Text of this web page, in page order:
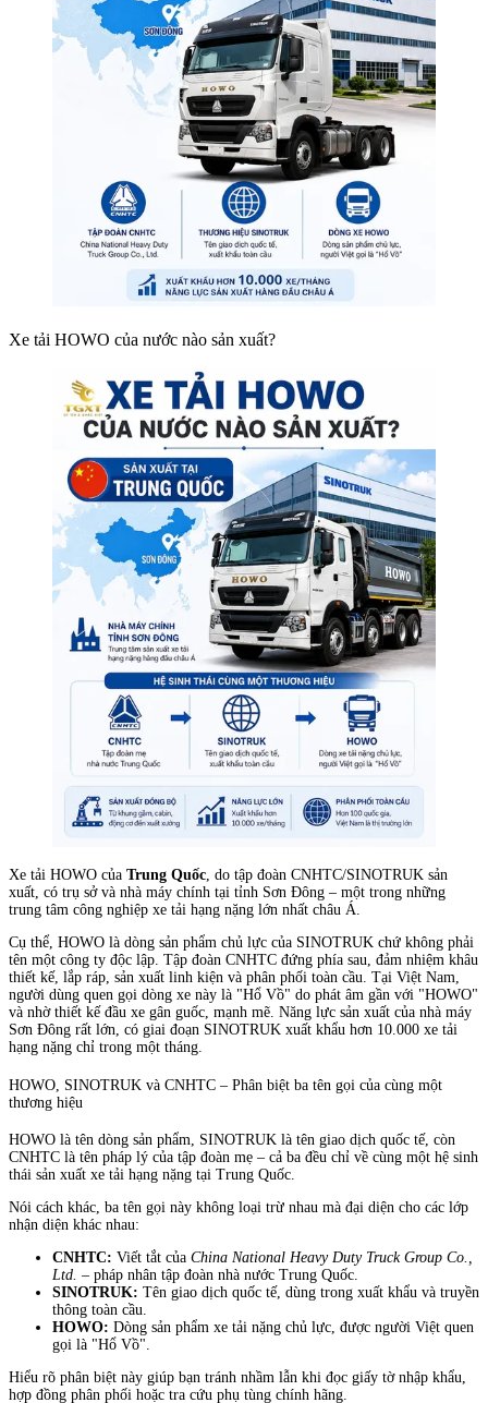
Xe tải HOWO của nước nào sản xuất?
Xe tải HOWO của Trung Quốc, do tập đoàn CNHTC/SINOTRUK sản
xuất, có trụ sở và nhà máy chính tại tỉnh Sơn Đông – một trong những
trung tâm công nghiệp xe tải hạng nặng lớn nhất châu Á.
Cụ thể, HOWO là dòng sản phẩm chủ lực của SINOTRUK chứ không phải
tên một công ty độc lập. Tập đoàn CNHTC đứng phía sau, đảm nhiệm khâu
thiết kế, lắp ráp, sản xuất linh kiện và phân phối toàn cầu. Tại Việt Nam,
người dùng quen gọi dòng xe này là "Hổ Vồ" do phát âm gần với "HOWO"
và nhờ thiết kế đầu xe gân guốc, mạnh mẽ. Năng lực sản xuất của nhà máy
Sơn Đông rất lớn, có giai đoạn SINOTRUK xuất khẩu hơn 10.000 xe tải
hạng nặng chỉ trong một tháng.
HOWO, SINOTRUK và CNHTC – Phân biệt ba tên gọi của cùng một
thương hiệu
HOWO là tên dòng sản phẩm, SINOTRUK là tên giao dịch quốc tế, còn
CNHTC là tên pháp lý của tập đoàn mẹ – cả ba đều chỉ về cùng một hệ sinh
thái sản xuất xe tải hạng nặng tại Trung Quốc.
Nói cách khác, ba tên gọi này không loại trừ nhau mà đại diện cho các lớp
nhận diện khác nhau:
CNHTC: Viết tắt của China National Heavy Duty Truck Group Co.,
Ltd. – pháp nhân tập đoàn nhà nước Trung Quốc.
SINOTRUK: Tên giao dịch quốc tế, dùng trong xuất khẩu và truyền
thông toàn cầu.
HOWO: Dòng sản phẩm xe tải nặng chủ lực, được người Việt quen
gọi là "Hổ Vồ".
Hiểu rõ phân biệt này giúp bạn tránh nhầm lẫn khi đọc giấy tờ nhập khẩu,
hợp đồng phân phối hoặc tra cứu phụ tùng chính hãng.